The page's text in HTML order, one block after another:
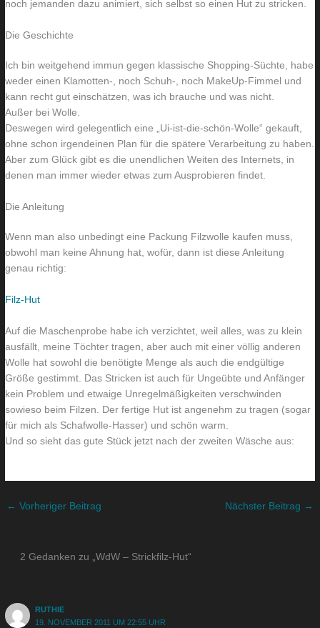
noch jemanden dazu animiert, sich selbst so einen Hut zu stricken.
Die Geschichte
Ich bin weitgehend immun gegen klassische Shopping-Süchte, habe
weder einen Klamotten-, noch Schuh-, noch MakeUp-Fimmel und
kann recht gut einschätzen, was ich brauche und was nicht.
Außer bei Wolle.
Deswegen wird gelegentlich eine „Ui-ist-die-schön-Wolle“ gekauft,
ohne schon irgendeinen Plan für die spätere Verarbeitung zu haben.
Aber zum Glück gibt es die unendlichen Weiten des Internets, in
denen man immer wieder etwas zum Ausprobieren findet.
Die Anleitung
Wenn man also unbedingt eine Packung Filzwolle kaufen muss,
obwohl man keine Ahnung hat, wofür, dann ist diese Anleitung
genau richtig:
Filz-Hut
Auf die Maschenprobe habe ich verzichtet, weil alles, was zu klein
ausfällt, meine Töchter tragen, aber auch mit einer völlig anderen
Wolle hat sowohl die benötigte Menge als auch die endgültige
Größe gestimmt. Das Stricken ist auch für Ungeübte und Anfänger
kein Problem und etwaige Unregelmäßigkeiten verschwinden
sowieso beim Filzen. Der fertige Hut ist angenehm zu tragen (sogar
für mich als Schafwolle-Hasser) und schön warm.
Und so sieht das gute Stück jetzt nach der zweiten Wäsche aus:
← Vorheriger Beitrag Nächster Beitrag →
2 Gedanken zu „WdW – Strickfilz-Hut“
RUTHIE
19. NOVEMBER 2011 UM 22:55 UHR
i
m
l
i
m
m
r